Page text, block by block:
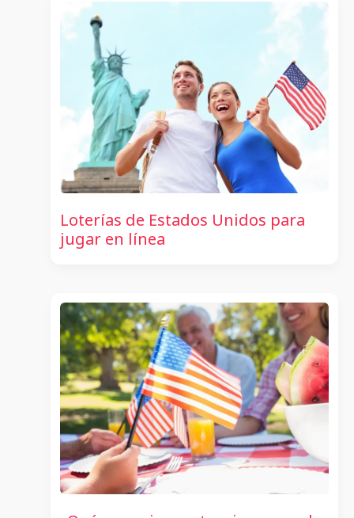
Loterías de Estados Unidos para
jugar en línea